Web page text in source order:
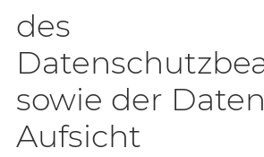
des
sowie der
Aufsicht